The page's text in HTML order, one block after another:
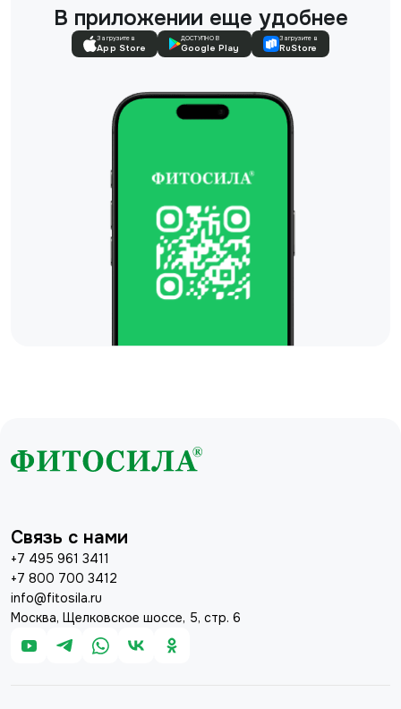
В приложении еще удобнее
Загрузите в
App Store
ДОСТУПНО В
Google Play
Загрузите в
RuStore
Связь с нами
+7 495 961 3411
+7 800 700 3412
info@fitosila.ru
Москва, Щелковское шоссе, 5, стр. 6